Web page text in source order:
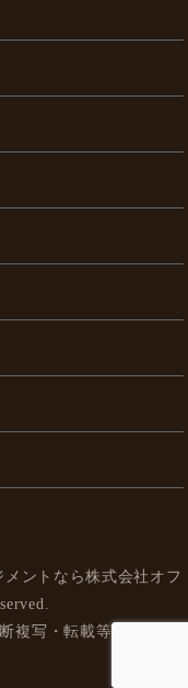
ントなら株式会社オフ
複写・転載等を禁じま